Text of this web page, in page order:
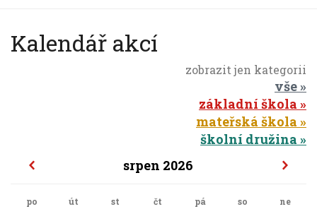
Kalendář akcí
zobrazit jen kategorii
vše
základní škola
mateřská škola
školní družina
srpen 2026
po út st čt pá so ne